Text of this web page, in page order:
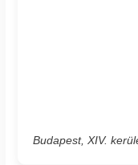
Budapest, XIV.